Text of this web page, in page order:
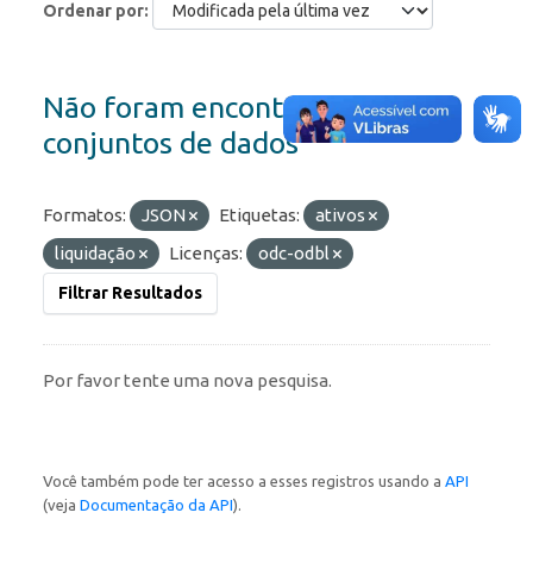
Ordenar por
Não foram encontrados
conjuntos de dados
Formatos: JSON Etiquetas:
ativos
liquidação
Licenças: odc-odbl
Filtrar Resultados
Por favor tente uma nova pesquisa.
Você também pode ter acesso a esses registros usando a API
(veja Documentação da API).